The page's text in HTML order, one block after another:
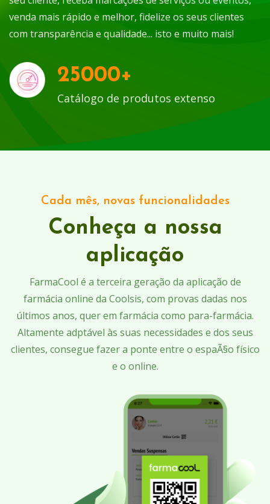
venda mais rápido e melhor, fidelize os seus clientes
com transparência e qualidade... isto e muito mais!
25000+
Catálogo de produtos extenso
Cada mês, novas funcionalidades
Conheça a nossa
aplicação
FarmaCool é a terceira geração da aplicação de
farmácia online da Coolsis, com provas dadas nos
últimos anos, quer em farmácia como para-farmácia.
Altamente adptável às suas necessidades e dos seus
clientes, consegue fazer a ponte entre o espaÃ§o físico
e o online.